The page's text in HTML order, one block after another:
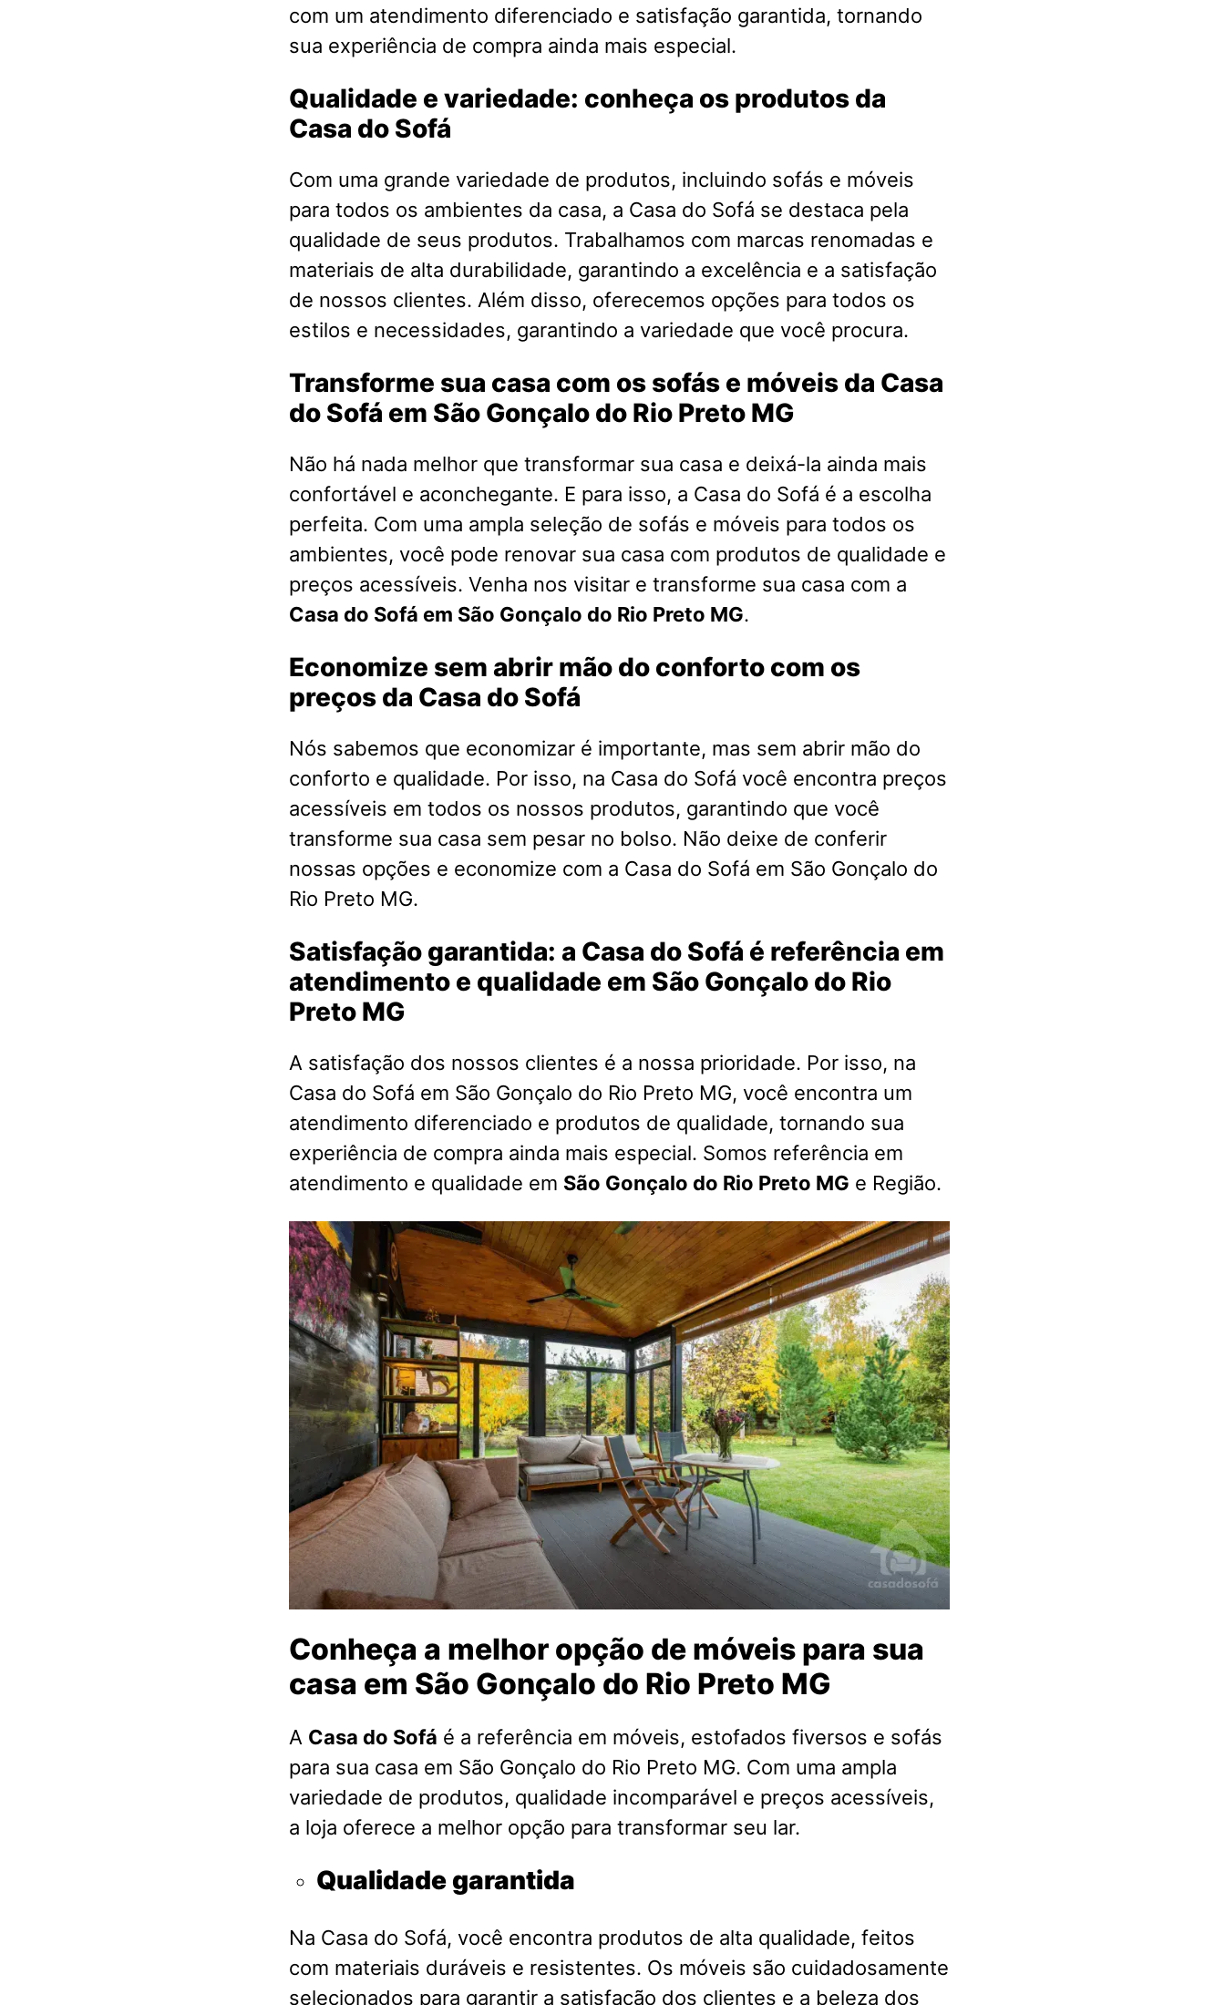
com um atendimento diferenciado e satisfação garantida, tornando
sua experiência de compra ainda mais especial.
Qualidade e variedade: conheça os produtos da
Casa do Sofá
Com uma grande variedade de produtos, incluindo sofás e móveis
para todos os ambientes da casa, a Casa do Sofá se destaca pela
qualidade de seus produtos. Trabalhamos com marcas renomadas e
materiais de alta durabilidade, garantindo a excelência e a satisfação
de nossos clientes. Além disso, oferecemos opções para todos os
estilos e necessidades, garantindo a variedade que você procura.
Transforme sua casa com os sofás e móveis da Casa
do Sofá em São Gonçalo do Rio Preto MG
Não há nada melhor que transformar sua casa e deixá-la ainda mais
confortável e aconchegante. E para isso, a Casa do Sofá é a escolha
perfeita. Com uma ampla seleção de sofás e móveis para todos os
ambientes, você pode renovar sua casa com produtos de qualidade e
preços acessíveis. Venha nos visitar e transforme sua casa com a
Casa do Sofá em São Gonçalo do Rio Preto MG.
Economize sem abrir mão do conforto com os
preços da Casa do Sofá
Nós sabemos que economizar é importante, mas sem abrir mão do
conforto e qualidade. Por isso, na Casa do Sofá você encontra preços
acessíveis em todos os nossos produtos, garantindo que você
transforme sua casa sem pesar no bolso. Não deixe de conferir
nossas opções e economize com a Casa do Sofá em São Gonçalo do
Rio Preto MG.
Satisfação garantida: a Casa do Sofá é referência em
atendimento e qualidade em São Gonçalo do Rio
Preto MG
A satisfação dos nossos clientes é a nossa prioridade. Por isso, na
Casa do Sofá em São Gonçalo do Rio Preto MG, você encontra um
atendimento diferenciado e produtos de qualidade, tornando sua
experiência de compra ainda mais especial. Somos referência em
atendimento e qualidade em São Gonçalo do Rio Preto MG e Região.
Conheça a melhor opção de móveis para sua
casa em São Gonçalo do Rio Preto MG
A Casa do Sofá é a referência em móveis, estofados fiversos e sofás
para sua casa em São Gonçalo do Rio Preto MG. Com uma ampla
variedade de produtos, qualidade incomparável e preços acessíveis,
a loja oferece a melhor opção para transformar seu lar.
Qualidade garantida
Na Casa do Sofá, você encontra produtos de alta qualidade, feitos
com materiais duráveis e resistentes. Os móveis são cuidadosamente
selecionados para garantir a satisfação dos clientes e a beleza dos